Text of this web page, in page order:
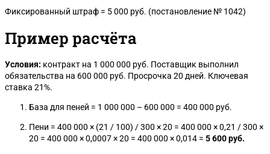
Фиксированный штраф = 5 000 руб. (постановление № 1042)
Пример расчёта
Условия: контракт на 1 000 000 руб. Поставщик выполнил
обязательства на 600 000 руб. Просрочка 20 дней. Ключевая
ставка 21%.
База для пеней = 1 000 000 – 600 000 = 400 000 руб.
Пени = 400 000 × (21 / 100) / 300 × 20 = 400 000 × 0,21 / 300 ×
20 = 400 000 × 0,0007 × 20 = 400 000 × 0,014 = 5 600 руб.